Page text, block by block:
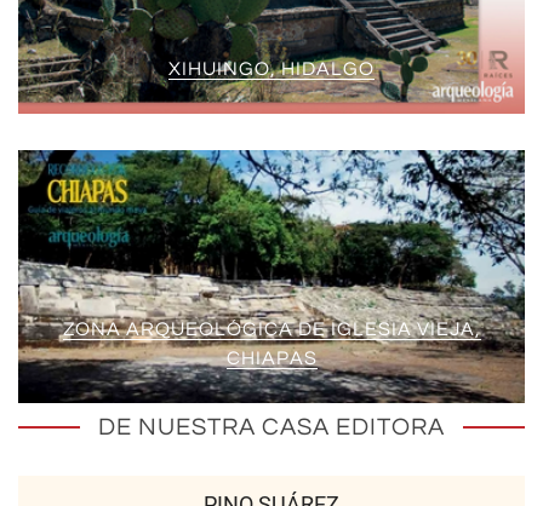
XIHUINGO, HIDALGO
ZONA ARQUEOLÓGICA DE IGLESIA VIEJA,
CHIAPAS
DE NUESTRA CASA EDITORA